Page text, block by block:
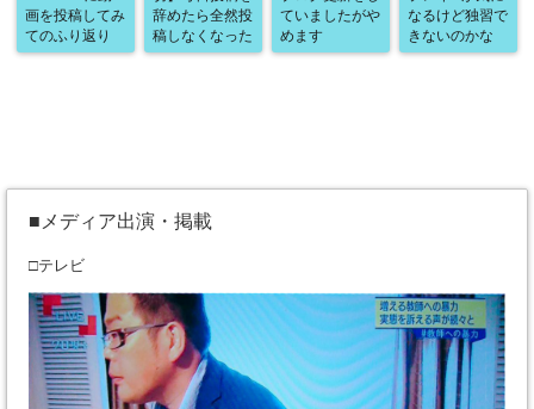
画を投稿してみ
てのふり返り
辞めたら全然投
稿しなくなった
ていましたがや
めます
なるけど独習で
きないのかな
■メディア出演・掲載
□テレビ